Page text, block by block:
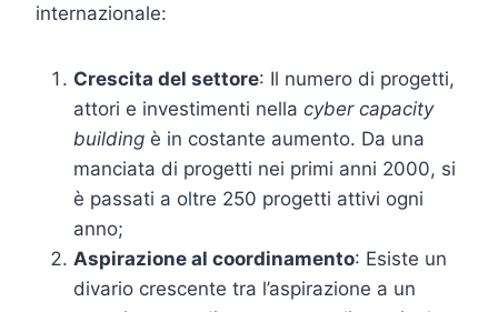
internazionale:
Crescita del settore: Il numero di progetti,
attori e investimenti nella cyber capacity
building è in costante aumento. Da una
manciata di progetti nei primi anni 2000, si
è passati a oltre 250 progetti attivi ogni
anno;
Aspirazione al coordinamento: Esiste un
divario crescente tra l’aspirazione a un